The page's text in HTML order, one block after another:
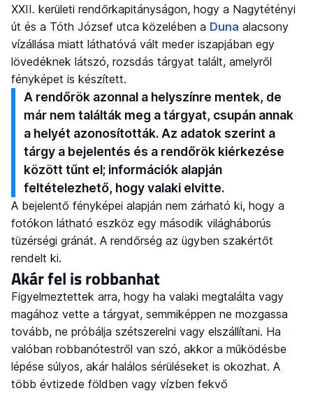
XXII. kerületi rendőrkapitányságon, hogy a Nagytétényi
út és a Tóth József utca közelében a Duna alacsony
vízállása miatt láthatóvá vált meder iszapjában egy
lövedéknek látszó, rozsdás tárgyat talált, amelyről
fényképet is készített.
A rendőrök azonnal a helyszínre mentek, de
már nem találták meg a tárgyat, csupán annak
a helyét azonosították. Az adatok szerint a
tárgy a bejelentés és a rendőrök kiérkezése
között tűnt el; információk alapján
feltételezhető, hogy valaki elvitte.
A bejelentő fényképei alapján nem zárható ki, hogy a
fotókon látható eszköz egy második világháborús
tüzérségi gránát. A rendőrség az ügyben szakértőt
rendelt ki.
Akár fel is robbanhat
Figyelmeztettek arra, hogy ha valaki megtalálta vagy
magához vette a tárgyat, semmiképpen ne mozgassa
tovább, ne próbálja szétszerelni vagy elszállítani. Ha
valóban robbanótestről van szó, akkor a működésbe
lépése súlyos, akár halálos sérüléseket is okozhat. A
több évtizede földben vagy vízben fekvő